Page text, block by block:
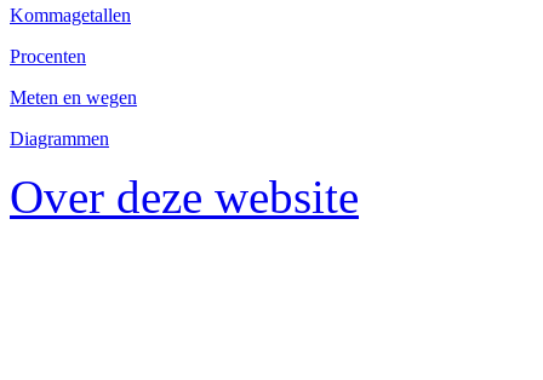
Kommagetallen
Procenten
Meten en wegen
Diagrammen
Over deze website